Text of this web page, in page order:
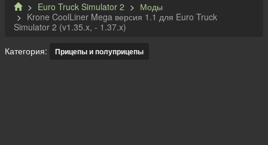
Euro Truck Simulator 2
Моды
Krone CoolLiner Mega версия 1.1 для Euro Truck
Simulator 2 (v1.35.x, - 1.37.x)
Категория: Прицепы и полуприцепы